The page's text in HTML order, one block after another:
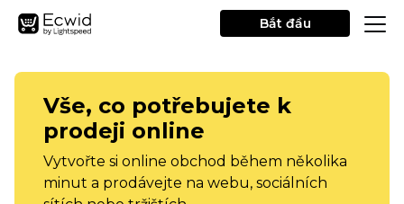
Bắt đầu
Vše, co potřebujete k
prodeji online
Vytvořte si online obchod během několika
minut a prodávejte na webu, sociálních